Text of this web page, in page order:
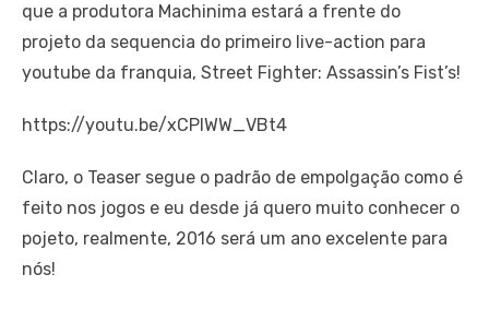
que a produtora Machinima estará a frente do
projeto da sequencia do primeiro live-action para
youtube da franquia, Street Fighter: Assassin’s Fist’s!
https://youtu.be/xCPIWW_VBt4
Claro, o Teaser segue o padrão de empolgação como é
feito nos jogos e eu desde já quero muito conhecer o
pojeto, realmente, 2016 será um ano excelente para
nós!